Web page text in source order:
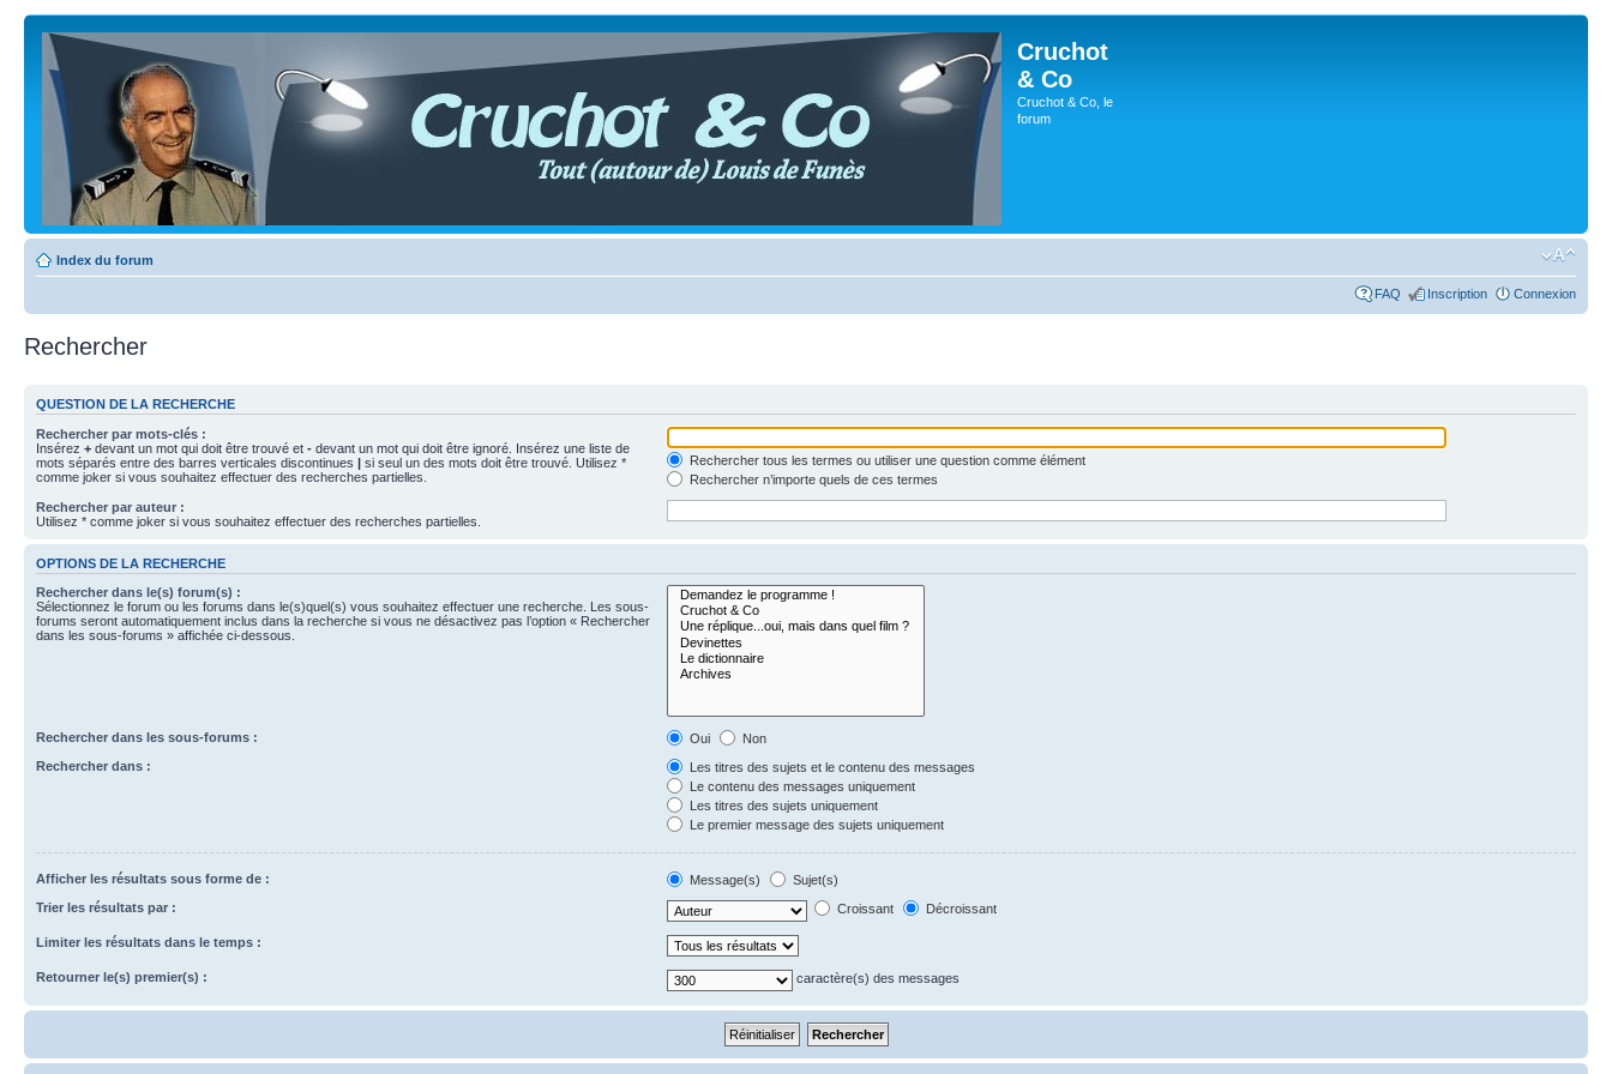
Cruchot
& Co
Cruchot & Co, le
forum
Index du forum
FAQ Inscription Connexion
Rechercher
QUESTION DE LA RECHERCHE
Rechercher par mots-clés :
Insérez + devant un mot qui doit être trouvé et - devant un mot qui doit être ignoré. Insérez une liste de
mots séparés entre des barres verticales discontinues | si seul un des mots doit être trouvé. Utilisez *
comme joker si vous souhaitez effectuer des recherches partielles.
Rechercher tous les termes ou utiliser une question comme élément
Rechercher n’importe quels de ces termes
Rechercher par auteur :
Utilisez * comme joker si vous souhaitez effectuer des recherches partielles.
OPTIONS DE LA RECHERCHE
Rechercher dans le(s) forum(s) :
Sélectionnez le forum ou les forums dans le(s)quel(s) vous souhaitez effectuer une recherche. Les sous-
forums seront automatiquement inclus dans la recherche si vous ne désactivez pas l’option « Rechercher
dans les sous-forums » affichée ci-dessous.
Rechercher dans les sous-forums : Oui
Non
Rechercher dans :
Les titres des sujets et le contenu des messages
Le contenu des messages uniquement
Les titres des sujets uniquement
Le premier message des sujets uniquement
Afficher les résultats sous forme de : Message(s)
Sujet(s)
Trier les résultats par :
Croissant Décroissant
Limiter les résultats dans le temps :
Retourner le(s) premier(s) : caractère(s) des messages